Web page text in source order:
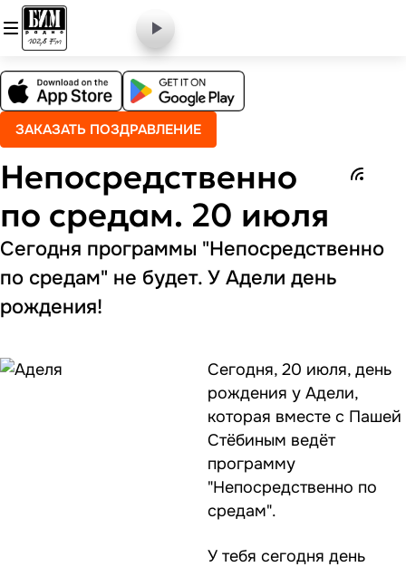
ЗАКАЗАТЬ ПОЗДРАВЛЕНИЕ
Непосредственно
по средам. 20 июля
Сегодня программы "Непосредственно
по средам" не будет. У Адели день
рождения!
Сегодня, 20 июля, день
рождения у Адели,
которая вместе с Пашей
Стёбиным ведёт
программу
"Непосредственно по
средам".
У тебя сегодня день